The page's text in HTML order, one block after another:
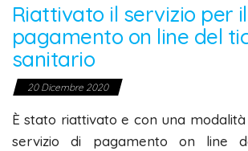
Riattivato il servizio per il
pagamento on line del
sanitario
20 Dicembre 2020
È stato riattivato e con una
servizio di pagamento on line